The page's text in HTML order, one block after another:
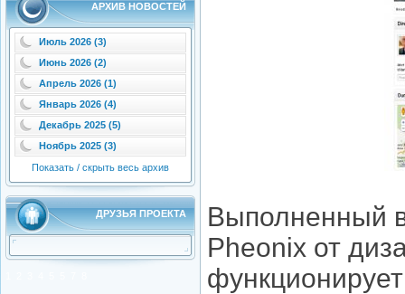
АРХИВ НОВОСТЕЙ
Июль 2026 (3)
Июнь 2026 (2)
Апрель 2026 (1)
Январь 2026 (4)
Декабрь 2025 (5)
Ноябрь 2025 (3)
Показать / скрыть весь архив
ДРУЗЬЯ ПРОЕКТА
Выполненный
Pheonix от